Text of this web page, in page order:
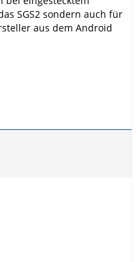
SGS2 sondern auch für
aus dem Android